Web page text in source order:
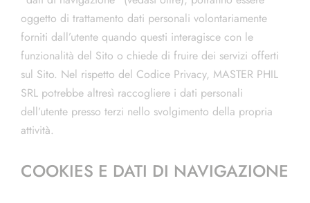
oggetto di trattamento dati personali volontariamente
forniti dall’utente quando questi interagisce con le
funzionalità del Sito o chiede di fruire dei servizi offerti
sul Sito. Nel rispetto del Codice Privacy, MASTER PHIL
SRL potrebbe altresì raccogliere i dati personali
dell’utente presso terzi nello svolgimento della propria
attività.
COOKIES E DATI DI NAVIGAZIONE